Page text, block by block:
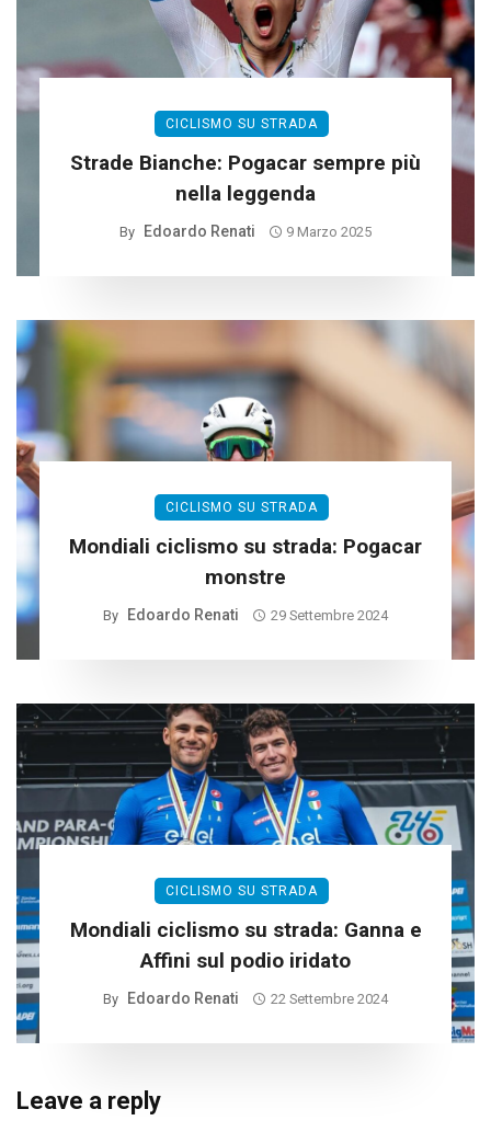
CICLISMO SU STRADA
Strade Bianche: Pogacar sempre più
nella leggenda
By Edoardo Renati 9 Marzo 2025
CICLISMO SU STRADA
Mondiali ciclismo su strada: Pogacar
monstre
By Edoardo Renati 29 Settembre 2024
CICLISMO SU STRADA
Mondiali ciclismo su strada: Ganna e
Affini sul podio iridato
By Edoardo Renati 22 Settembre 2024
Leave a reply